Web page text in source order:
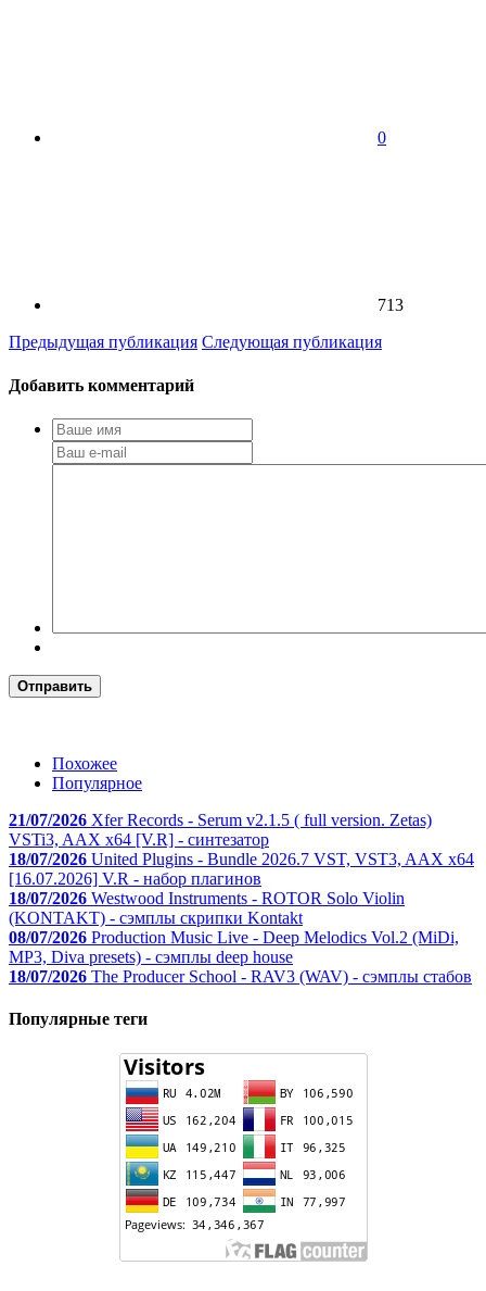
0
713
Предыдущая публикация Следующая публикация
Добавить комментарий
Отправить
Похожее
Популярное
21/07/2026 Xfer Records - Serum v2.1.5 ( full version. Zetas)
VSTi3, AAX x64 [V.R] - синтезатор
18/07/2026 United Plugins - Bundle 2026.7 VST, VST3, AAX x64
[16.07.2026] V.R - набор плагинов
18/07/2026 Westwood Instruments - ROTOR Solo Violin
(KONTAKT) - сэмплы скрипки Kontakt
08/07/2026 Production Music Live - Deep Melodics Vol.2 (MiDi,
MP3, Diva presets) - сэмплы deep house
18/07/2026 The Producer School - RAV3 (WAV) - сэмплы стабов
Популярные теги